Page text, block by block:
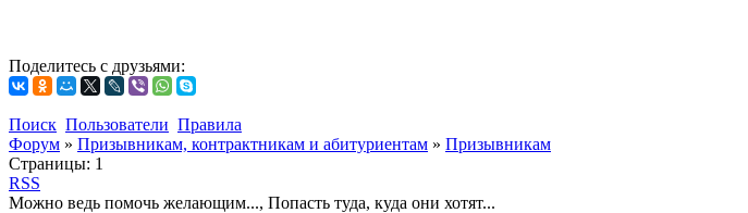
Поделитесь с друзьями:
Поиск Пользователи Правила
Форум » Призывникам, контрактникам и абитуриентам » Призывникам
Страницы: 1
RSS
Можно ведь помочь желающим..., Попасть туда, куда они хотят...